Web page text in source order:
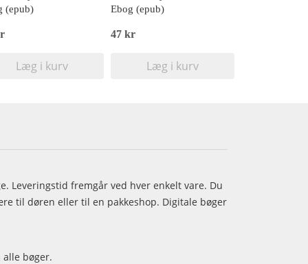
(epub)
Læg i kurv
Ebog (epub)
47 kr
Læg i kurv
Leveringstid fremgår ved hver enkelt vare. Du
til døren eller til en pakkeshop. Digitale bøger
bøger.